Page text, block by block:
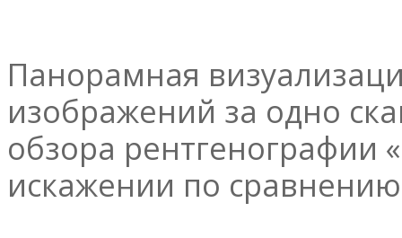
Панорамная
изображений за одно
обзора
искажении по